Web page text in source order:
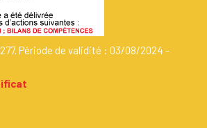
Période de validité : 03/08/2024 -